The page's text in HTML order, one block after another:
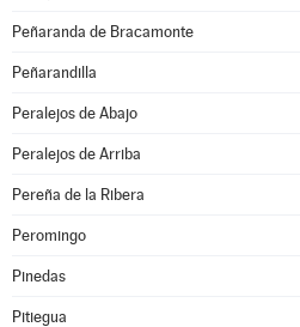
Peñaranda de Bracamonte
Peñarandilla
Peralejos de Abajo
Peralejos de Arriba
Pereña de la Ribera
Peromingo
Pinedas
Pitiegua